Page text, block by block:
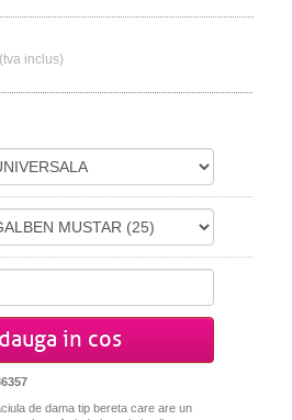
(tva inclus)
in cos
de dama tip bereta care are un